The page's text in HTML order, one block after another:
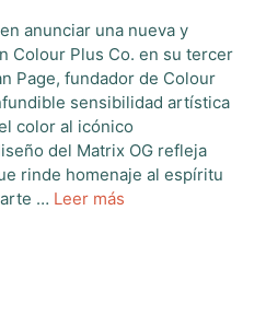
anunciar una nueva y
Colour Plus Co. en su tercer
Page, fundador de Colour
sensibilidad artística
color al icónico
del Matrix OG refleja
rinde homenaje al espíritu
… Leer más